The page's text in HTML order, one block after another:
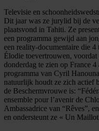
Televisie en
Dit jaar was ze jurylid bij de
plaatsvond in Tahiti. Ze
een programma gewijd aan
een reality-documentaire die 4
Élodie toevertrouwen,
donderdag te zien op France
programma van Cyril
natuurlijk houdt ze zich actief
de Beschermvrouwe is:
ensemble pour l’avenir de
Ambassadrice van “Rêves”,
en ondersteunt ze « Un